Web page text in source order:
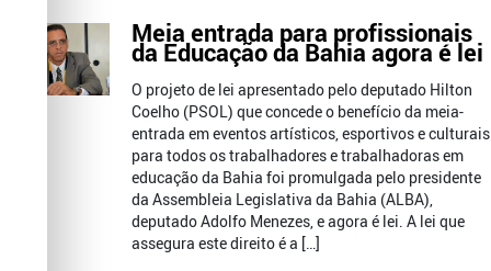
Meia entrada para profissionais
da Educação da Bahia agora é lei
O projeto de lei apresentado pelo deputado Hilton
Coelho (PSOL) que concede o benefício da meia-
entrada em eventos artísticos, esportivos e culturais
para todos os trabalhadores e trabalhadoras em
educação da Bahia foi promulgada pelo presidente
da Assembleia Legislativa da Bahia (ALBA),
deputado Adolfo Menezes, e agora é lei. A lei que
assegura este direito é a […]